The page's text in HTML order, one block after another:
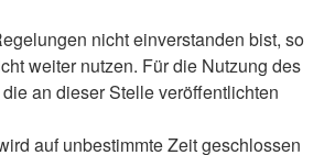
nicht einverstanden bist, so
weiter nutzen. Für die Nutzung des
an dieser Stelle veröffentlichten
auf unbestimmte Zeit geschlossen